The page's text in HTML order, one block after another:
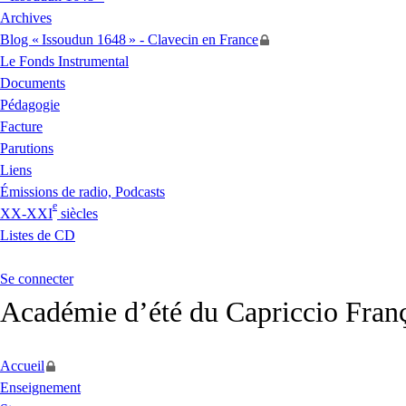
Archives
Blog « Issoudun 1648 » - Clavecin en France
Le Fonds Instrumental
Documents
Pédagogie
Facture
Parutions
Liens
Émissions de radio, Podcasts
XX-XXI
e
siècles
Listes de CD
Se connecter
Académie d’été du Capriccio
Accueil
Enseignement